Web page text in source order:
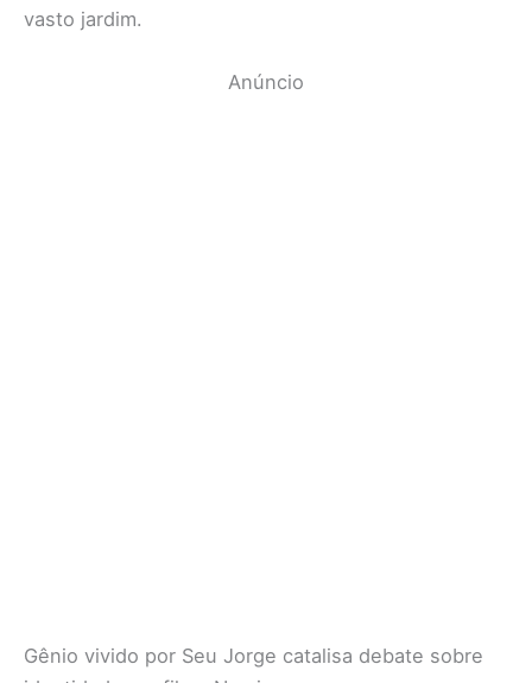
vasto jardim.
Anúncio
Gênio vivido por Seu Jorge catalisa debate sobre